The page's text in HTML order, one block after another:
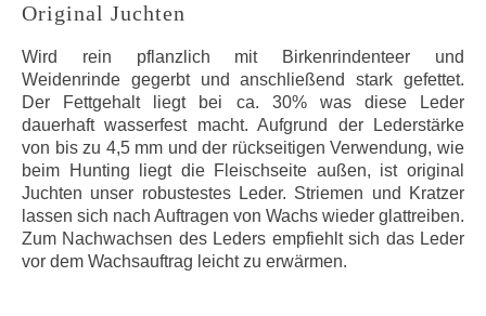
Original Juchten
Wird rein pflanzlich mit Birkenrindenteer und
Weidenrinde gegerbt und anschließend stark gefettet.
Der Fettgehalt liegt bei ca. 30% was diese Leder
dauerhaft wasserfest macht. Aufgrund der Lederstärke
von bis zu 4,5 mm und der rückseitigen Verwendung, wie
beim Hunting liegt die Fleischseite außen, ist original
Juchten unser robustestes Leder. Striemen und Kratzer
lassen sich nach Auftragen von Wachs wieder glattreiben.
Zum Nachwachsen des Leders empfiehlt sich das Leder
vor dem Wachsauftrag leicht zu erwärmen.